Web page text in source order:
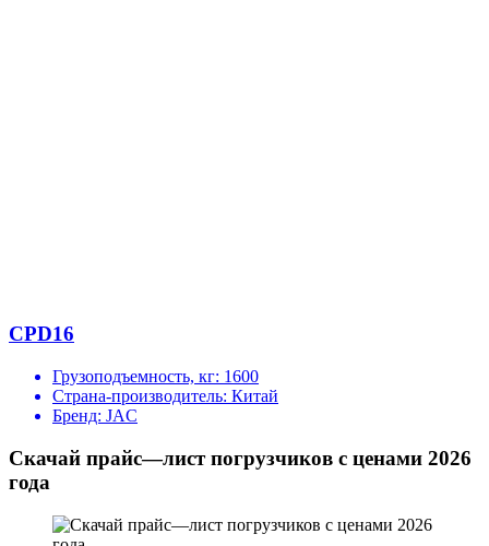
CPD16
Грузоподъемность, кг: 1600
Страна-производитель: Китай
Бренд: JAC
Скачай прайс—лист погрузчиков с ценами 2026
года